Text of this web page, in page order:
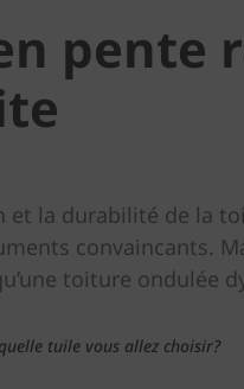
pente
et la durabilité de la
convaincants.
toiture ondulée
tuile vous allez choisir?